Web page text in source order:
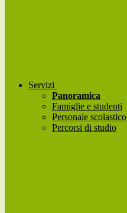
Servizi
Panoramica
Famiglie e studenti
Personale scolastico
Percorsi di studio